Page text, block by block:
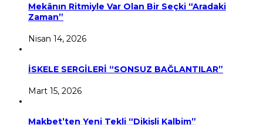
Mekânın Ritmiyle Var Olan Bir Seçki “Aradaki
Zaman”
Nisan 14, 2026
İSKELE SERGİLERİ “SONSUZ BAĞLANTILAR”
Mart 15, 2026
Makbet’ten Yeni Tekli “Dikişli Kalbim”